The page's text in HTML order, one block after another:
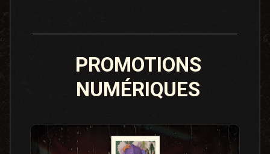
PROMOTIONS
NUMÉRIQUES